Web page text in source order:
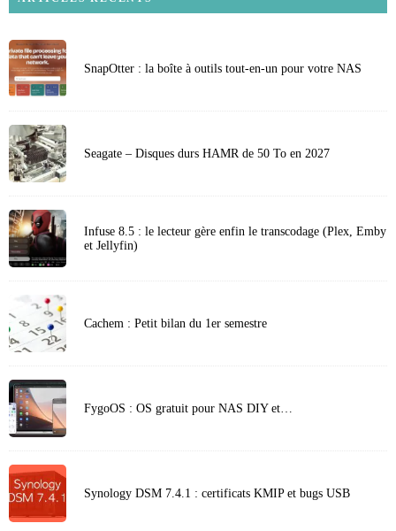
SnapOtter : la boîte à outils tout-en-un pour votre NAS
Seagate – Disques durs HAMR de 50 To en 2027
Infuse 8.5 : le lecteur gère enfin le transcodage (Plex, Emby
et Jellyfin)
Cachem : Petit bilan du 1er semestre
FygoOS : OS gratuit pour NAS DIY et…
Synology DSM 7.4.1 : certificats KMIP et bugs USB